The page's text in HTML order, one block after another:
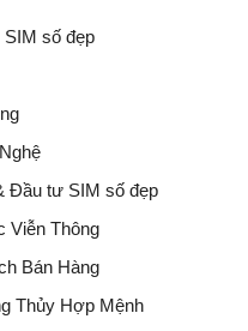
số đẹp
Đầu tư SIM số đẹp
Viễn Thông
Bán Hàng
Thủy Hợp Mệnh